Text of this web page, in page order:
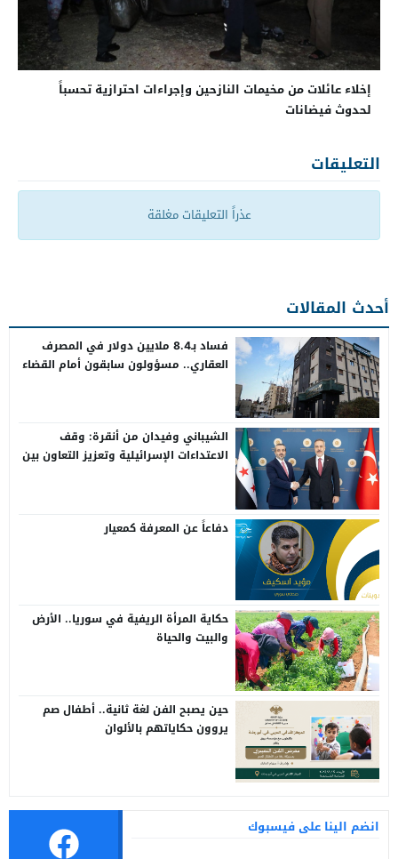
إخلاء عائلات من مخيمات النازحين وإجراءات احترازية تحسباً
لحدوث فيضانات
التعليقات
عذراً التعليقات مغلقة
أحدث المقالات
فساد بـ8.4 ملايين دولار في المصرف
العقاري.. مسؤولون سابقون أمام القضاء
الشيباني وفيدان من أنقرة: وقف
الاعتداءات الإسرائيلية وتعزيز التعاون بين
دفاعاً عن المعرفة كمعيار
حكاية المرأة الريفية في سوريا.. الأرض
والبيت والحياة
حين يصبح الفن لغة ثانية.. أطفال صم
يروون حكاياتهم بالألوان
انضم الينا على فيسبوك